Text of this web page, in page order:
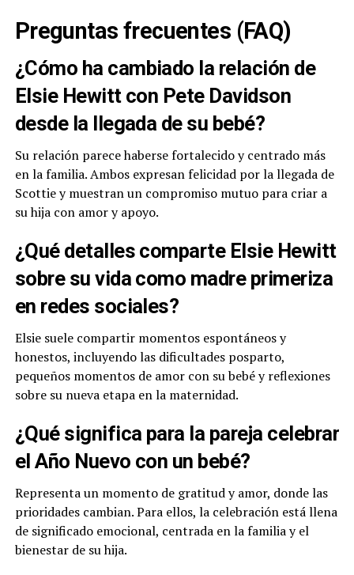
Preguntas frecuentes (FAQ)
¿Cómo ha cambiado la relación de
Elsie Hewitt con Pete Davidson
desde la llegada de su bebé?
Su relación parece haberse fortalecido y centrado más
en la familia. Ambos expresan felicidad por la llegada de
Scottie y muestran un compromiso mutuo para criar a
su hija con amor y apoyo.
¿Qué detalles comparte Elsie Hewitt
sobre su vida como madre primeriza
en redes sociales?
Elsie suele compartir momentos espontáneos y
honestos, incluyendo las dificultades posparto,
pequeños momentos de amor con su bebé y reflexiones
sobre su nueva etapa en la maternidad.
¿Qué significa para la pareja celebrar
el Año Nuevo con un bebé?
Representa un momento de gratitud y amor, donde las
prioridades cambian. Para ellos, la celebración está llena
de significado emocional, centrada en la familia y el
bienestar de su hija.